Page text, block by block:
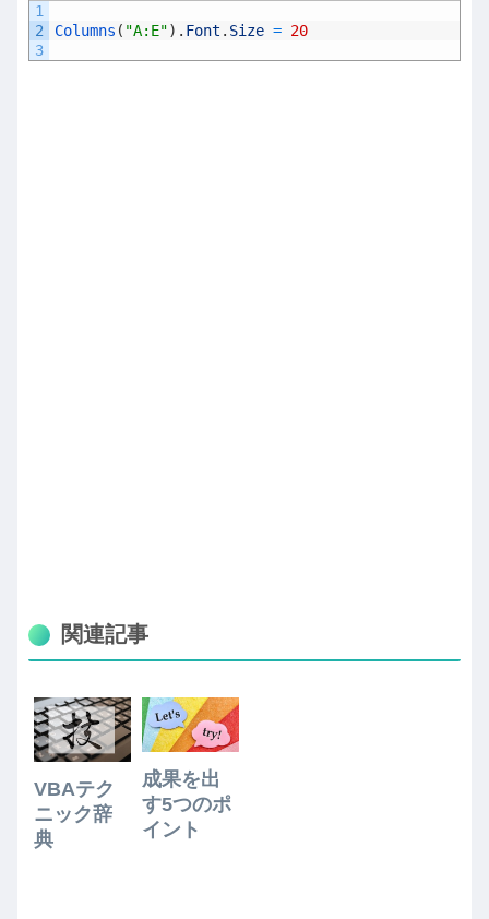
1
2
3
Columns ( "A:E") . Font . Size = 20
関連記事
VBAテク
ニック辞
典
成果を出
す5つのポ
イント